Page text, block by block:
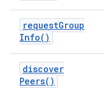
requestGroup
Info( )
discover
Peers( )